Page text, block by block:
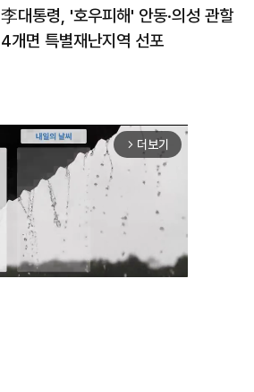
李대통령, '호우피해' 안동·의성 관할
4개면 특별재난지역 선포
arrow_forward_ios 더보기